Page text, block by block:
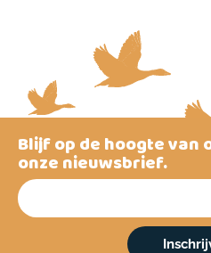
Blijf op de hoogte van
onze nieuwsbrief.